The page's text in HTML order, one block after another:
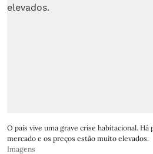
O país vive uma grave crise habitacional. Há
mercado e os preços estão muito elevados.
Imagens